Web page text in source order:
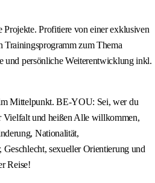
Projekte. Profitiere von einer exklusiven
Trainingsprogramm zum Thema
und persönliche Weiterentwicklung inkl.
Mittelpunkt. BE-YOU: Sei, wer du
Vielfalt und heißen Alle willkommen,
Nationalität,
sexueller Orientierung und
Reise!